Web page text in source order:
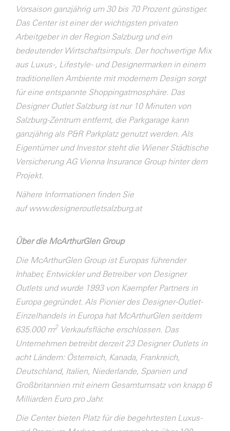
Vorsaison ganzjährig um 30 bis 70 Prozent günstiger.
Das Center ist einer der wichtigsten privaten
Arbeitgeber in der Region Salzburg und ein
bedeutender Wirtschaftsimpuls. Der hochwertige Mix
aus Luxus-, Lifestyle- und Designermarken in einem
traditionellen Ambiente mit modernem Design sorgt
für eine entspannte Shoppingatmosphäre. Das
Designer Outlet Salzburg ist nur 10 Minuten von
Salzburg-Zentrum entfernt, die Parkgarage kann
ganzjährig als P&R Parkplatz genutzt werden. Als
Eigentümer und Investor steht die Wiener Städtische
Versicherung AG Vienna Insurance Group hinter dem
Projekt.
Nähere Informationen finden Sie
aufwww.designeroutletsalzburg.at
Über die McArthurGlen Group
Die McArthurGlen Group ist Europas führender
Inhaber, Entwickler und Betreiber von Designer
Outlets und wurde 1993 von Kaempfer Partners in
Europa gegründet. Als Pionier des Designer-Outlet-
Einzelhandels in Europa hat McArthurGlen seitdem
635.000 m2Verkaufsfläche erschlossen. Das
Unternehmen betreibt derzeit 23 Designer Outlets in
acht Ländern: Österreich, Kanada, Frankreich,
Deutschland, Italien, Niederlande, Spanien und
Großbritannien mit einem Gesamtumsatz von knapp 6
Milliarden Euro pro Jahr.
Die Center bieten Platz für die begehrtesten Luxus-